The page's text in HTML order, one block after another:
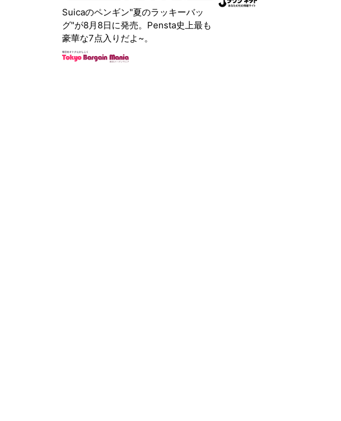
Suicaのペンギン"夏のラッキーバッ
グ"が8月8日に発売。Pensta史上最も
豪華な7点入りだよ~。